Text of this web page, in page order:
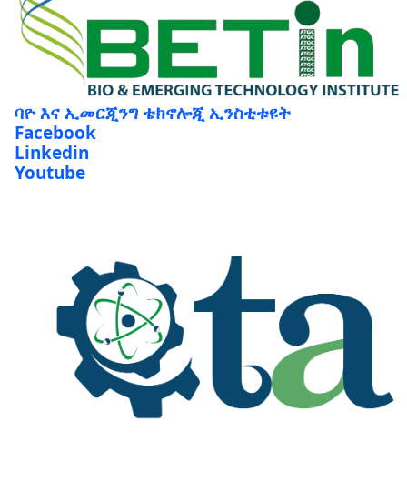
ባዮ እና ኢመርጂንግ ቴክኖሎጂ ኢንስቲቱዩት
Facebook
Linkedin
Youtube